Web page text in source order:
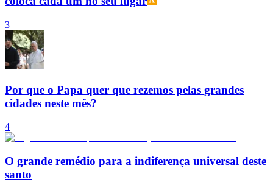
3
Por que o Papa quer que rezemos pelas grandes
cidades neste mês?
4
O grande remédio para a indiferença universal deste
santo